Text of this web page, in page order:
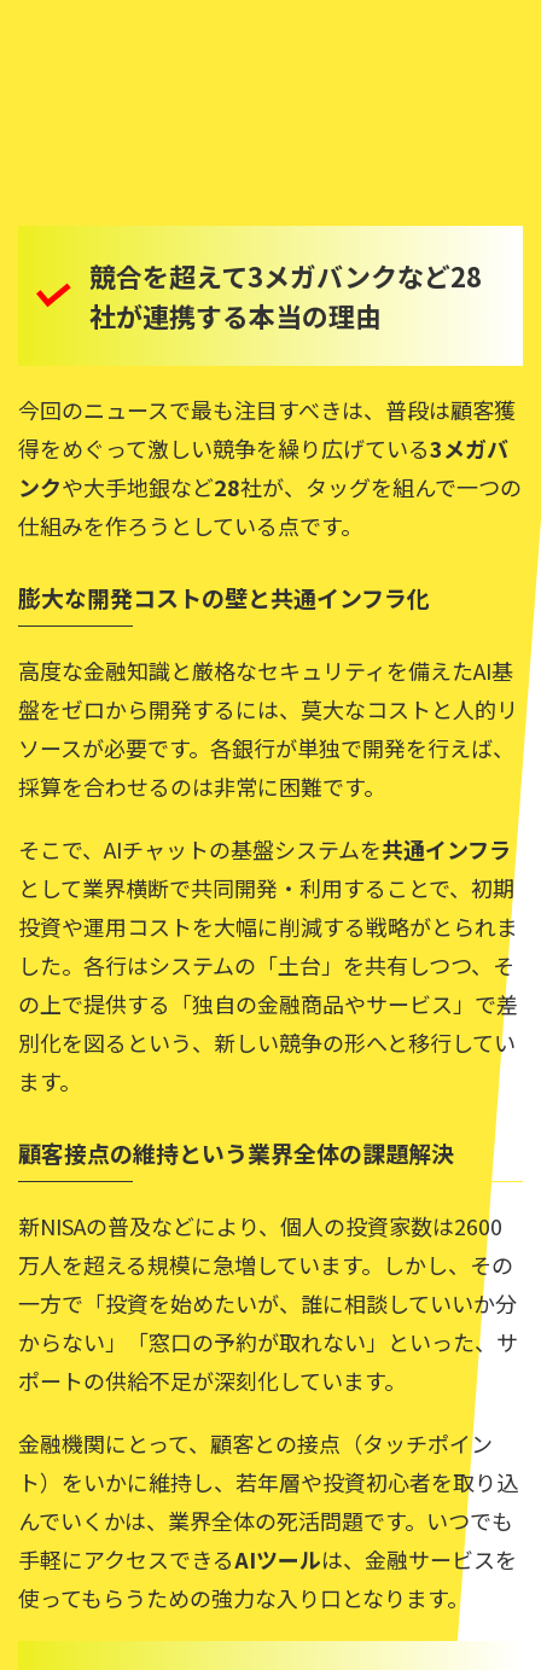
競合を超えて3メガバンクなど28
社が連携する本当の理由
今回のニュースで最も注目すべきは、普段は顧客獲
得をめぐって激しい競争を繰り広げている3メガバ
ンクや大手地銀など28社が、タッグを組んで一つの
仕組みを作ろうとしている点です。
膨大な開発コストの壁と共通インフラ化
高度な金融知識と厳格なセキュリティを備えたAI基
盤をゼロから開発するには、莫大なコストと人的リ
ソースが必要です。各銀行が単独で開発を行えば、
採算を合わせるのは非常に困難です。
そこで、AIチャットの基盤システムを共通インフラ
として業界横断で共同開発・利用することで、初期
投資や運用コストを大幅に削減する戦略がとられま
した。各行はシステムの「土台」を共有しつつ、そ
の上で提供する「独自の金融商品やサービス」で差
別化を図るという、新しい競争の形へと移行してい
ます。
顧客接点の維持という業界全体の課題解決
新NISAの普及などにより、個人の投資家数は2600
万人を超える規模に急増しています。しかし、その
一方で「投資を始めたいが、誰に相談していいか分
からない」「窓口の予約が取れない」といった、サ
ポートの供給不足が深刻化しています。
金融機関にとって、顧客との接点（タッチポイン
ト）をいかに維持し、若年層や投資初心者を取り込
んでいくかは、業界全体の死活問題です。いつでも
手軽にアクセスできるAIツールは、金融サービスを
使ってもらうための強力な入り口となります。